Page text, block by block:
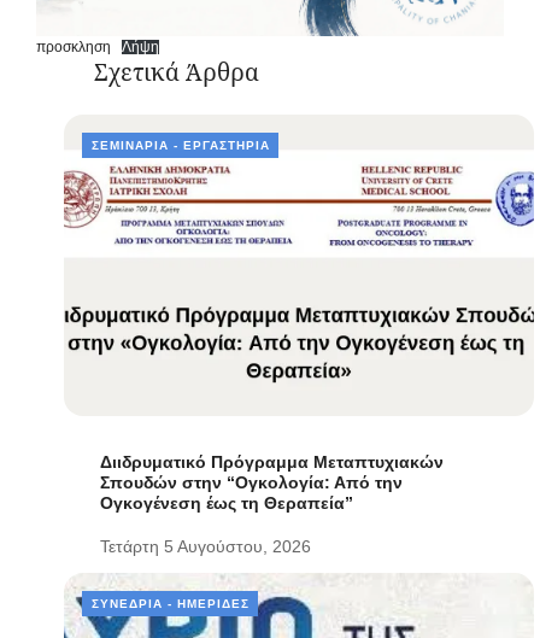
προσκληση Λήψη
Σχετικά Άρθρα
ΣΕΜΙΝΆΡΙΑ - ΕΡΓΑΣΤΉΡΙΑ
Διιδρυματικό Πρόγραμμα Μεταπτυχιακών
Σπουδών στην “Ογκολογία: Από την
Ογκογένεση έως τη Θεραπεία”
Τετάρτη 5 Αυγούστου, 2026
ΣΥΝΈΔΡΙΑ - ΗΜΕΡΊΔΕΣ